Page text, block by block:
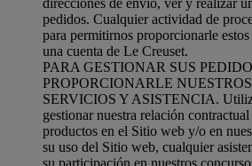
direcciones de envío, ver y realizar
pedidos. Cualquier actividad de
para permitirnos proporcionarle
una cuenta de Le Creuset.
PARA GESTIONAR SUS
PROPORCIONARLE
SERVICIOS Y ASISTENCIA.
gestionar nuestra relación
productos en el Sitio web y/o en
su uso del Sitio web, cualquier